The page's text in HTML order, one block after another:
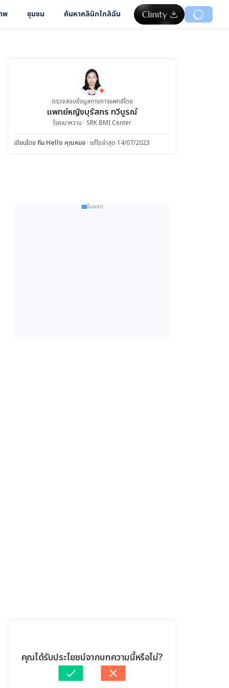
พ ชุมชน ค้นหาคลินิกใกล้ฉัน
ตรวจสอบข้อมูลทางการแพทย์โดย
แพทย์หญิงบุรัสกร ทวีบูรณ์
โรคเบาหวาน · SRK BMI Center
เขียนโดย ทีม Hello คุณหมอ · แก้ไขล่าสุด 14/07/2023
โฆษณา
คุณได้รับประโยชน์จากบทความนี้หรือไม่?